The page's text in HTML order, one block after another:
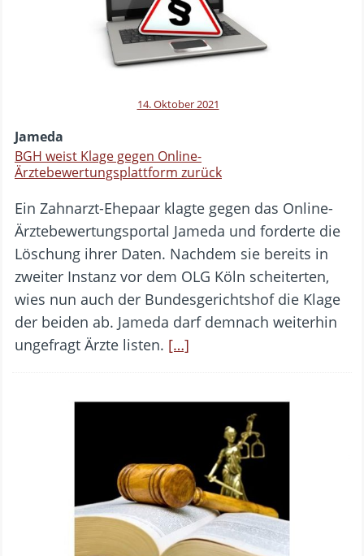
14. Oktober 2021
Jameda
BGH weist Klage gegen Online-
Ärztebewertungsplattform zurück
Ein Zahnarzt-Ehepaar klagte gegen das Online-
Ärztebewertungsportal Jameda und forderte die
Löschung ihrer Daten. Nachdem sie bereits in
zweiter Instanz vor dem OLG Köln scheiterten,
wies nun auch der Bundesgerichtshof die Klage
der beiden ab. Jameda darf demnach weiterhin
ungefragt Ärzte listen. […]